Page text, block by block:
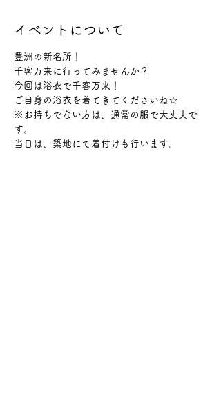
イベントについて
豊洲の新名所！
千客万来に行ってみませんか？
今回は浴衣で千客万来！
ご自身の浴衣を着てきてくださいね☆
※お持ちでない方は、通常の服で大丈夫で
す。
当日は、築地にて着付けも行います。